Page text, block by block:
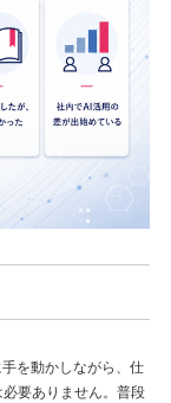
を動かしながら、仕
要ありません。普段